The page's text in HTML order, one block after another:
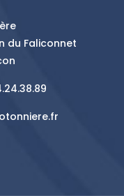
du Faliconnet